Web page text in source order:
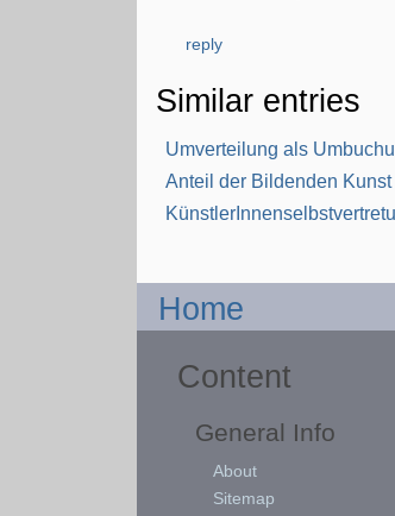
reply
Similar entries
Umverteilung als
Anteil der Bildenden
Home
Content
General Info
About
Sitemap